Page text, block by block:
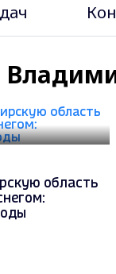
область